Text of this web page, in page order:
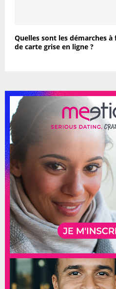
Quelles sont les démarches
de carte grise en ligne ?